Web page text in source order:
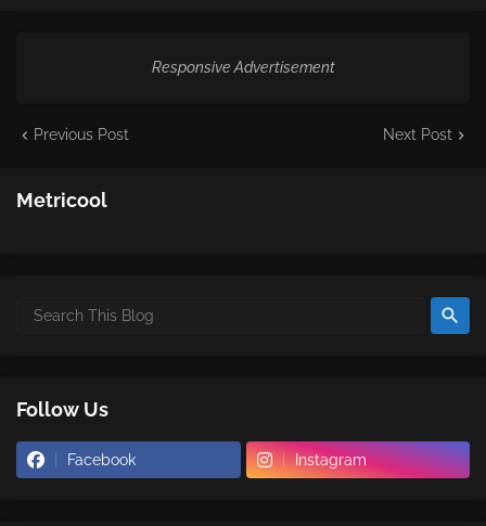
Responsive Advertisement
Previous Post Next Post
Metricool
Follow Us
Facebook Instagram